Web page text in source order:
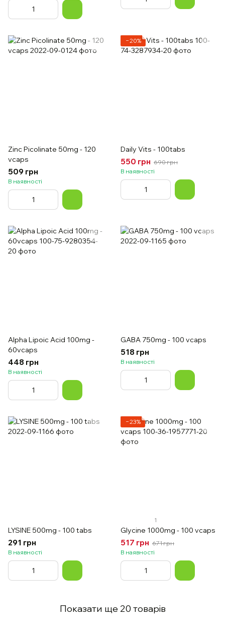
Zinc Picolinate 50mg - 120
vcaps
509 грн
В наявності
−20%
Daily Vits - 100tabs
550 грн 690 грн
В наявності
Alpha Lipoic Acid 100mg -
60vcaps
448 грн
В наявності
GABA 750mg - 100 vcaps
518 грн
В наявності
LYSINE 500mg - 100 tabs
291 грн
В наявності
−23%
1
Glycine 1000mg - 100 vcaps
517 грн 671 грн
В наявності
Показати ще 20 товарів